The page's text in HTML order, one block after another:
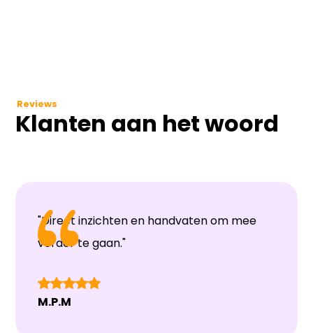
Reviews
Klanten aan het woord
"Direct inzichten en handvaten om mee
verder te gaan."
M.P.M